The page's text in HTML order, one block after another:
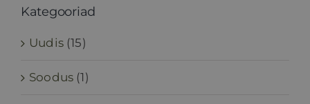
Kategooriad
Uudis (15)
Soodus (1)